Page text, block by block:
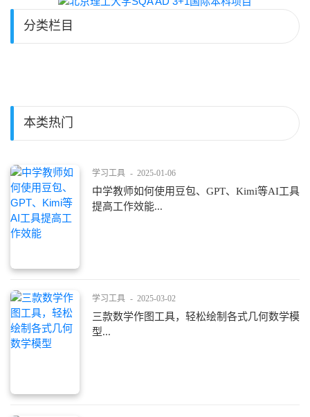
分类栏目
本类热门
学习工具 - 2025-01-06
中学教师如何使用豆包、GPT、Kimi等AI工具
提高工作效能...
学习工具 - 2025-03-02
三款数学作图工具，轻松绘制各式几何数学模
型...